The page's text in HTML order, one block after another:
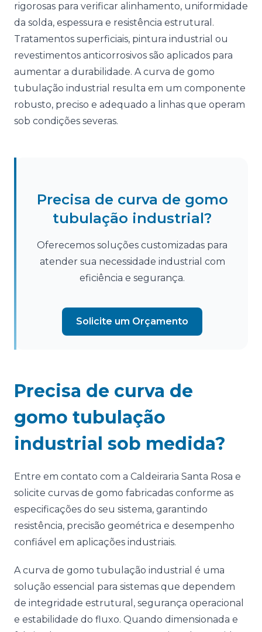
rigorosas para verificar alinhamento, uniformidade
da solda, espessura e resistência estrutural.
Tratamentos superficiais, pintura industrial ou
revestimentos anticorrosivos são aplicados para
aumentar a durabilidade. A curva de gomo
tubulação industrial resulta em um componente
robusto, preciso e adequado a linhas que operam
sob condições severas.
Precisa de curva de gomo
tubulação industrial?
Oferecemos soluções customizadas para
atender sua necessidade industrial com
eficiência e segurança.
Solicite um Orçamento
Precisa de curva de
gomo tubulação
industrial sob medida?
Entre em contato com a Caldeiraria Santa Rosa e
solicite curvas de gomo fabricadas conforme as
especificações do seu sistema, garantindo
resistência, precisão geométrica e desempenho
confiável em aplicações industriais.
A curva de gomo tubulação industrial é uma
solução essencial para sistemas que dependem
de integridade estrutural, segurança operacional
e estabilidade do fluxo. Quando dimensionada e